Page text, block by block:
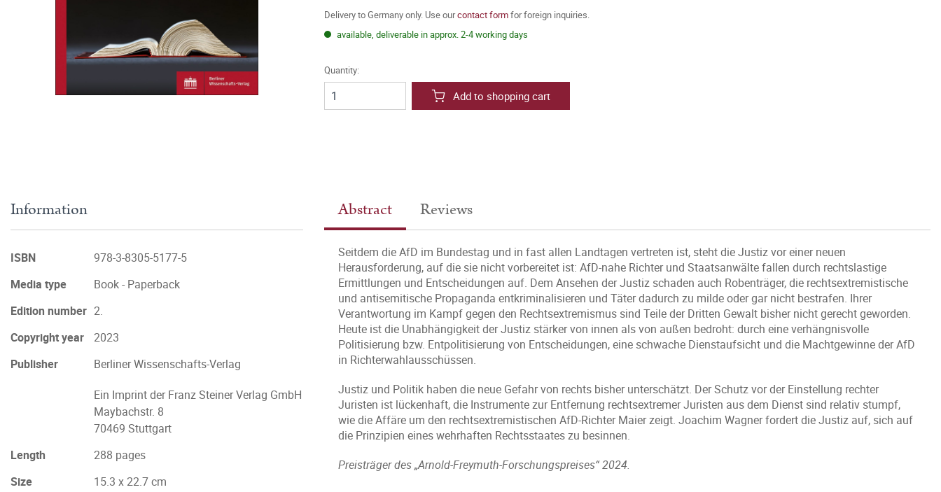
Delivery to Germany only. Use ourcontact formfor foreign inquiries.
available, deliverable in approx. 2-4 working days
Quantity:
Add to shopping cart
Abstract Reviews
Seitdem die AfD im Bundestag und in fast allen Landtagen vertreten ist, steht die Justiz vor einer neuen
Herausforderung, auf die sie nicht vorbereitet ist: AfD-nahe Richter und Staatsanwälte fallen durch rechtslastige
Ermittlungen und Entscheidungen auf. Dem Ansehen der Justiz schaden auch Robenträger, die rechtsextremistische
und antisemitische Propaganda entkriminalisieren und Täter dadurch zu milde oder gar nicht bestrafen. Ihrer
Verantwortung im Kampf gegen den Rechtsextremismus sind Teile der Dritten Gewalt bisher nicht gerecht geworden.
Heute ist die Unabhängigkeit der Justiz stärker von innen als von außen bedroht: durch eine verhängnisvolle
Politisierung bzw. Entpolitisierung von Entscheidungen, eine schwache Dienstaufsicht und die Machtgewinne der AfD
in Richterwahlausschüssen.
Justiz und Politik haben die neue Gefahr von rechts bisher unterschätzt. Der Schutz vor der Einstellung rechter
Juristen ist lückenhaft, die Instrumente zur Entfernung rechtsextremer Juristen aus dem Dienst sind relativ stumpf,
wie die Affäre um den rechtsextremistischen AfD-Richter Maier zeigt. Joachim Wagner fordert die Justiz auf, sich auf
die Prinzipien eines wehrhaften Rechtsstaates zu besinnen.
Preisträger des „Arnold-Freymuth-Forschungspreises“ 2024.
Information
ISBN
978-3-8305-5177-5
Media type
Book - Paperback
Edition number 2.
Copyright year
2023
Publisher
Berliner Wissenschafts-Verlag
Ein Imprint der Franz Steiner Verlag GmbH
Maybachstr. 8
70469 Stuttgart
Length
288 pages
Size
15.3 x 22.7 cm